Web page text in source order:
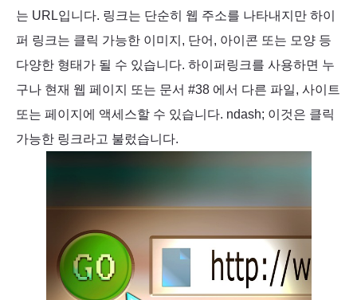
는 URL입니다. 링크는 단순히 웹 주소를 나타내지만 하이
퍼 링크는 클릭 가능한 이미지, 단어, 아이콘 또는 모양 등
다양한 형태가 될 수 있습니다. 하이퍼링크를 사용하면 누
구나 현재 웹 페이지 또는 문서 #38 에서 다른 파일, 사이트
또는 페이지에 액세스할 수 있습니다. ndash; 이것은 클릭
가능한 링크라고 불렀습니다.